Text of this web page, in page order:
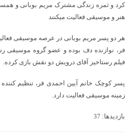
هنر و موسیقی فعالیت میکنند
هر دو پسر مریم بوبانی در عرصه موسیقی
فر، نوازنده دف بوده و عضو گروه موسیقی
فیلم رستاخیز آقای درویش دو نقش بازی کرده.
پسر کوچک خانم آیین احمدی فر، تنظیم
زمینه موسیقی فعالیت دارد.
بازدیدها: 37